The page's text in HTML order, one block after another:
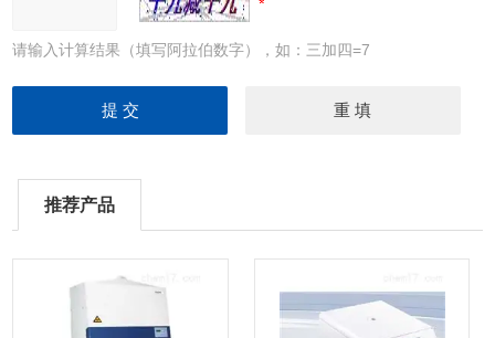
请输入计算结果（填写阿拉伯数字），如：三加四=7
推荐产品